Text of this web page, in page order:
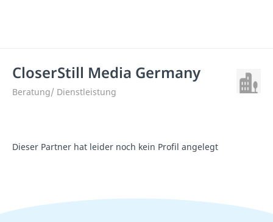
CloserStill Media Germany
Beratung/ Dienstleistung
Dieser Partner hat leider noch kein Profil angelegt